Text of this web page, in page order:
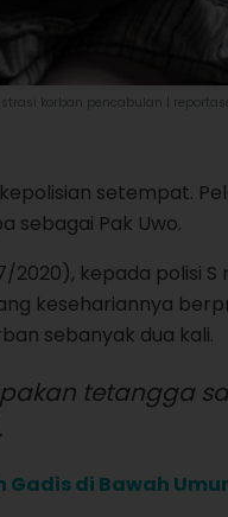
korban pencabulan |
setempat.
sebagai Pak Uwo.
kepada polisi
kesehariannya
sebanyak dua kali.
tetangga
Gadis di Bawah